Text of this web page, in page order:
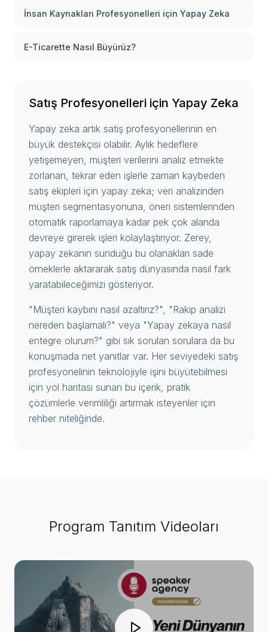
İnsan Kaynakları Profesyonelleri için Yapay Zeka
E-Ticarette Nasıl Büyürüz?
Satış Profesyonelleri için Yapay Zeka
Yapay zeka artık satış profesyonellerinin en
büyük destekçisi olabilir. Aylık hedeflere
yetişemeyen, müşteri verilerini analiz etmekte
zorlanan, tekrar eden işlerle zaman kaybeden
satış ekipleri için yapay zeka; veri analizinden
müşteri segmentasyonuna, öneri sistemlerinden
otomatik raporlamaya kadar pek çok alanda
devreye girerek işleri kolaylaştırıyor. Zerey,
yapay zekanın sunduğu bu olanakları sade
örneklerle aktararak satış dünyasında nasıl fark
yaratabileceğimizi gösteriyor.
"Müşteri kaybını nasıl azaltırız?", "Rakip analizi
nereden başlamalı?" veya "Yapay zekaya nasıl
entegre olurum?" gibi sık sorulan sorulara da bu
konuşmada net yanıtlar var. Her seviyedeki satış
profesyonelinin teknolojiyle işini büyütebilmesi
için yol haritası sunan bu içerik, pratik
çözümlerle verimliliği artırmak isteyenler için
rehber niteliğinde.
Program Tanıtım Videoları